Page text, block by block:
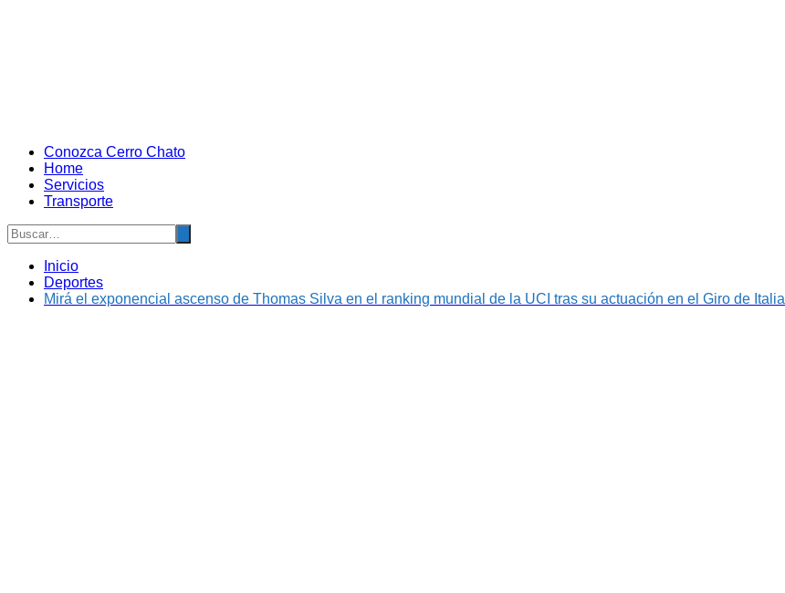
Conozca Cerro Chato
Home
Servicios
Transporte
Inicio
Deportes
Mirá el exponencial ascenso de Thomas Silva en el ranking mundial de la UCI tras su actuación en el Giro de Italia